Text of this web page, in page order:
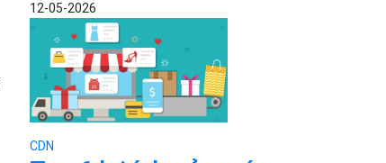
12-05-2026
CDN